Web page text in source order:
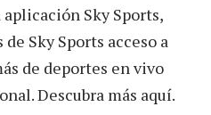
Sky Sports,
Sky Sports acceso a
de deportes en vivo
Descubra más aquí.